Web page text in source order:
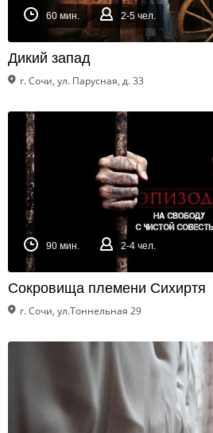
60 мин. 2-5 чел.
Дикий запад
г. Сочи, ул. Парусная, д. 33
90 мин. 2-4 чел.
Сокровища племени Сихиртя
г. Сочи, ул.Тоннельная 29